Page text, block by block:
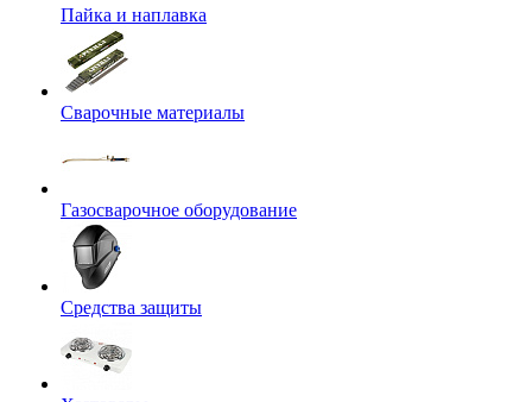
Пайка и наплавка
Сварочные материалы
Газосварочное оборудование
Средства защиты